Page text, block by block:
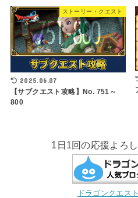
ストーリー・クエスト
2025.06.07
【サブクエスト攻略】No. 751～
800
1日1回の応援よろ
ドラゴンクエス